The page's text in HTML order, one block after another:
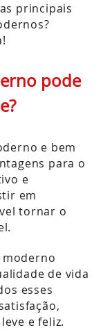
principais
pode
e bem
para o
e
em
tornar o
de vida
esses
e feliz.